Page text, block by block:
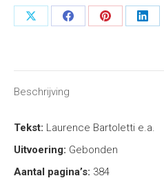
Share
Share
Share
Share
Beschrijving
Tekst: Laurence Bartoletti e.a.
Uitvoering: Gebonden
Aantal pagina’s: 384